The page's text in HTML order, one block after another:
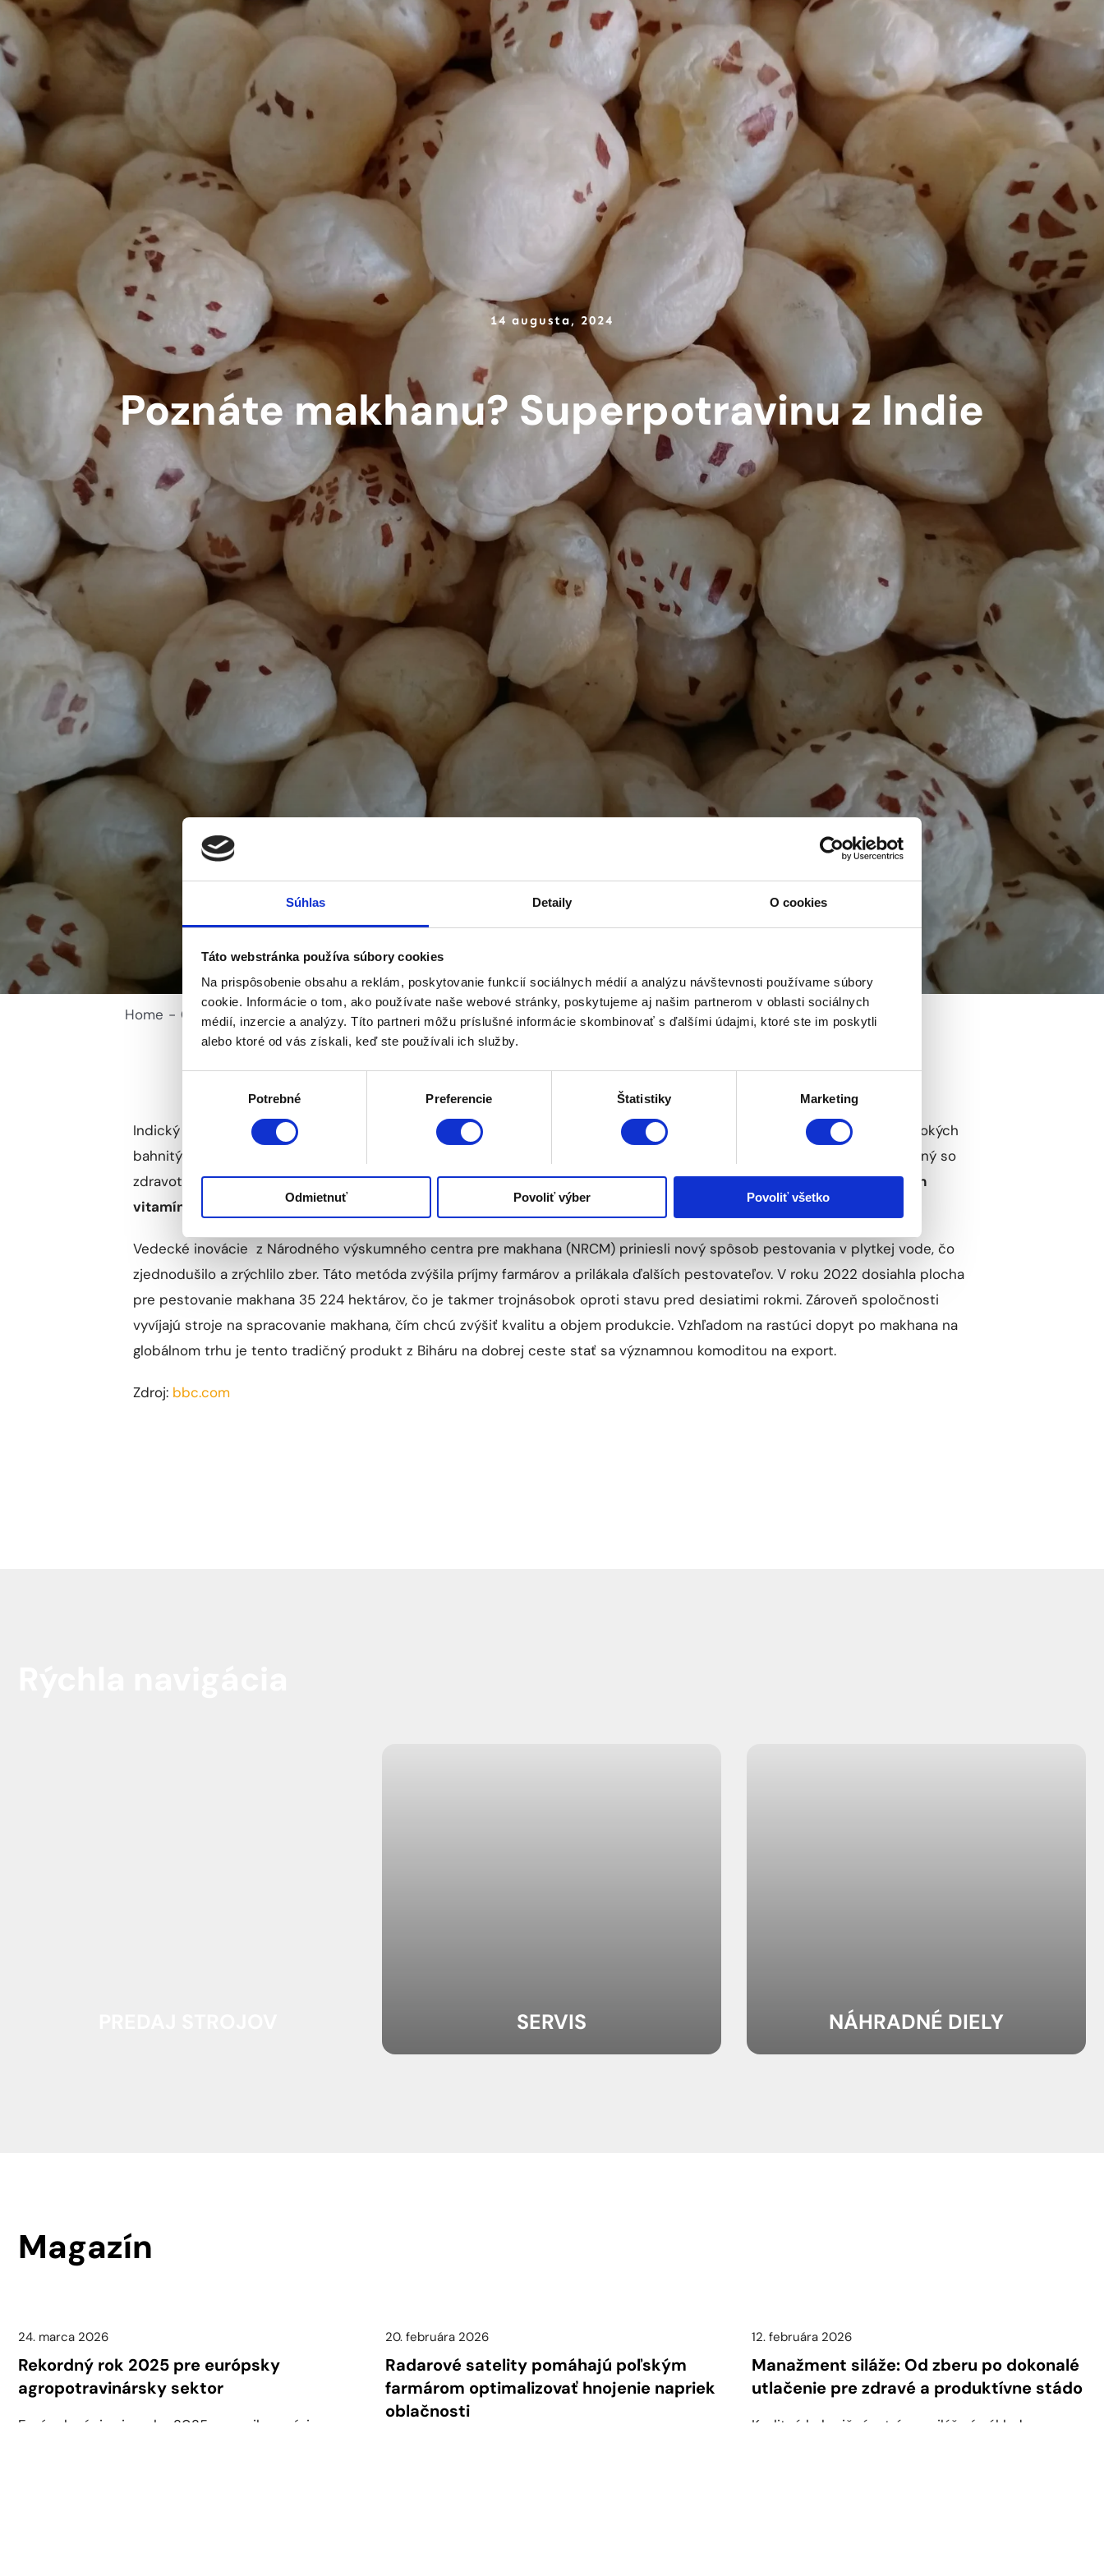
Súhlas Detaily O cookies
Táto webstránka používa súbory cookies
Na prispôsobenie obsahu a reklám, poskytovanie funkcií sociálnych médií a analýzu návštevnosti používame súbory
cookie. Informácie o tom, ako používate naše webové stránky, poskytujeme aj našim partnerom v oblasti sociálnych
médií, inzercie a analýzy. Títo partneri môžu príslušné informácie skombinovať s ďalšími údajmi, ktoré ste im poskytli
alebo ktoré od vás získali, keď ste používali ich služby.
Potrebné Preferencie Štatistiky Marketing
Odmietnuť Povoliť výber Povoliť všetko
14 augusta, 2024
Poznáte makhanu? Superpotravinu z Indie
Home Články Novinky Poznáte makhanu? Superpotravinu z Indie
Indický obyvatelia roky zbierali plody makhana (Euryale ferox)
, známej aj ako líščie orechy, ponáraním sa do 2,4 metra hlbokých
bahnitých jazier v severovýchodnom indickom štáte Bihár. Tento náročný proces bol fyzicky vyčerpávajúci a často spojený so
zdravotnými rizikami. V Biháre sa pritom pestuje až 90 % svetovej produkcie makhana, ktorá je cenená prevysoký obsah
vitamínov, bielkovín a vlákniny. V posledných rokoch však nastali výrazné zmeny.
Vedecké inovácie z Národného výskumného centra pre makhana (NRCM) priniesli nový spôsob pestovania v plytkej vode, čo
zjednodušilo a zrýchlilo zber. Táto metóda zvýšila príjmy farmárov a prilákala ďalších pestovateľov. V roku 2022 dosiahla plocha
pre pestovanie makhana 35 224 hektárov, čo je takmer trojnásobok oproti stavu pred desiatimi rokmi. Zároveň spoločnosti
vyvíjajú stroje na spracovanie makhana, čím chcú zvýšiť kvalitu a objem produkcie. Vzhľadom na rastúci dopyt po makhana na
globálnom trhu je tento tradičný produkt z Biháru na dobrej ceste stať sa významnou komoditou na export.
Zdroj: bbc.com
SERVIS NÁHRADNÉ DIELY
Magazín
24. marca 2026
Rekordný rok 2025 pre európsky
agropotravinársky sektor
Európska únia si v roku 2025 upevnila pozíciu
20. februára 2026
Radarové satelity pomáhajú poľským
farmárom optimalizovať hnojenie napriek
oblačnosti
12. februára 2026
Manažment siláže: Od zberu po dokonalé
utlačenie pre zdravé a produktívne stádo
Kvalitná kukuričná a trávna siláž sú základom